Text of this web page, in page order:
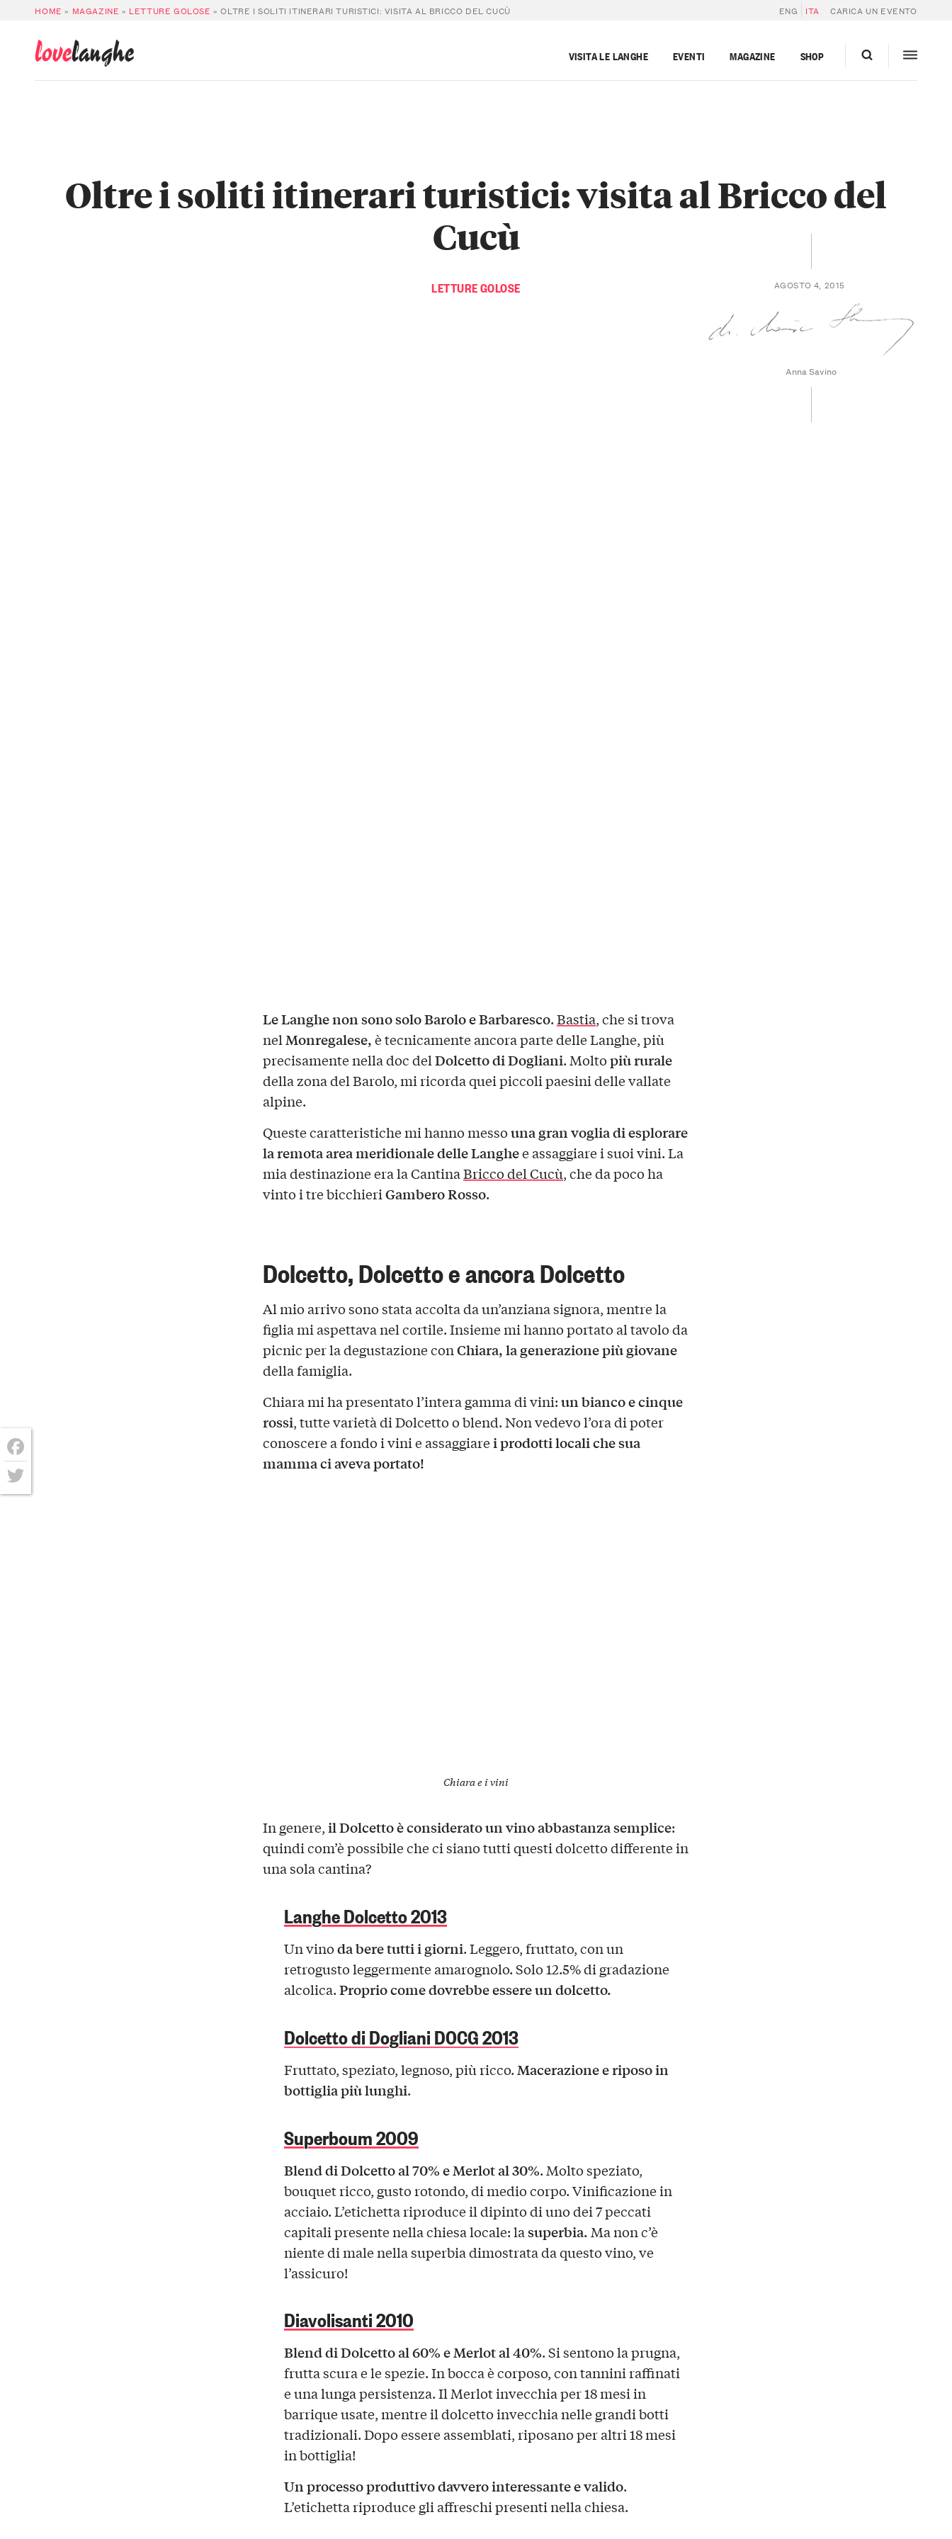
HOME » MAGAZINE » LETTURE GOLOSE »OLTRE I SOLITI ITINERARI TURISTICI: VISITA AL BRICCO DEL CUCÙ ENG ITA CARICA UN EVENTO
lovelanghe VISITA LE LANGHE EVENTI MAGAZINE SHOP
LETTURE GOLOSE
Oltre i soliti itinerari turistici: visita al Bricco del
Cucù
AGOSTO 4, 2015
Anna Savino
Le Langhe non sono solo Barolo e Barbaresco.Bastia, che si trova
nelMonregalese,è tecnicamente ancora parte delle Langhe, più
precisamente nella doc delDolcetto di Dogliani. Moltopiù rurale
della zona del Barolo, mi ricorda quei piccoli paesini delle vallate
alpine.
Queste caratteristiche mi hanno messouna gran vogliadi esplorare
la remota area meridionale delle Langhee assaggiare i suoi vini. La
mia destinazione era la CantinaBricco del Cucù, che da poco ha
vinto i tre bicchieriGambero Rosso.
Dolcetto, Dolcetto e ancora Dolcetto
Al mio arrivo sono stata accolta da un’anziana signora, mentre la
figlia mi aspettava nel cortile. Insieme mi hanno portato al tavolo da
picnic per la degustazione conChiara, la generazione più giovane
della famiglia.
Chiara mi ha presentato l’intera gamma di vini:un bianco e cinque
rossi, tutte varietà di Dolcetto o blend. Non vedevo l’ora di poter
conoscere a fondo i vini e assaggiarei prodotti locali che sua
mamma ci aveva portato!
Chiara e i vini
In genere,il Dolcetto è considerato un vino abbastanza semplice:
quindi com’è possibile che ci siano tutti questi dolcetto differente in
una sola cantina?
Langhe Dolcetto 2013
Un vinoda bere tutti i giorni. Leggero, fruttato, con un
retrogusto leggermente amarognolo. Solo 12.5% di gradazione
alcolica.Proprio come dovrebbe essere un dolcetto.
Dolcetto di Dogliani DOCG 2013
Fruttato, speziato, legnoso, più ricco.Macerazione e riposo in
bottiglia più lunghi.
Superboum 2009
Blend di Dolcetto al 70% e Merlot al 30%. Molto speziato,
bouquet ricco, gusto rotondo, di medio corpo. Vinificazione in
acciaio.L’etichetta riproduce il dipinto di uno dei 7 peccati
capitali presente nella chiesa locale: lasuperbia. Ma non c’è
niente di male nella superbia dimostrata da questo vino, ve
l’assicuro!
Diavolisanti 2010
Blend di Dolcetto al 60% e Merlot al 40%. Si sentono la prugna,
frutta scura e le spezie. In bocca è corposo, con tannini raffinati
e una lunga persistenza. Il Merlot invecchia per 18 mesi in
barrique usate, mentre il dolcetto invecchia nelle grandi botti
tradizionali. Dopo essere assemblati, riposano per altri 18 mesi
in bottiglia!
Un processo produttivo davvero interessante e valido.
L’etichetta riproduce gli affreschi presenti nella chiesa.
Facebook
Twitter